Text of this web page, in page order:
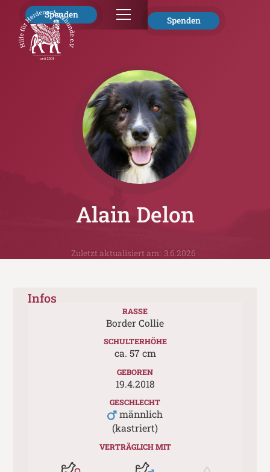
Spenden
Spenden
Alain Delon
Zuletzt aktualisiert am: 3.6.2026
Infos
RASSE
Border Collie
SCHULTERHÖHE
ca. 57cm
GEBOREN
19.4.2018
GESCHLECHT
männlich
(kastriert)
VERTRÄGLICH MIT